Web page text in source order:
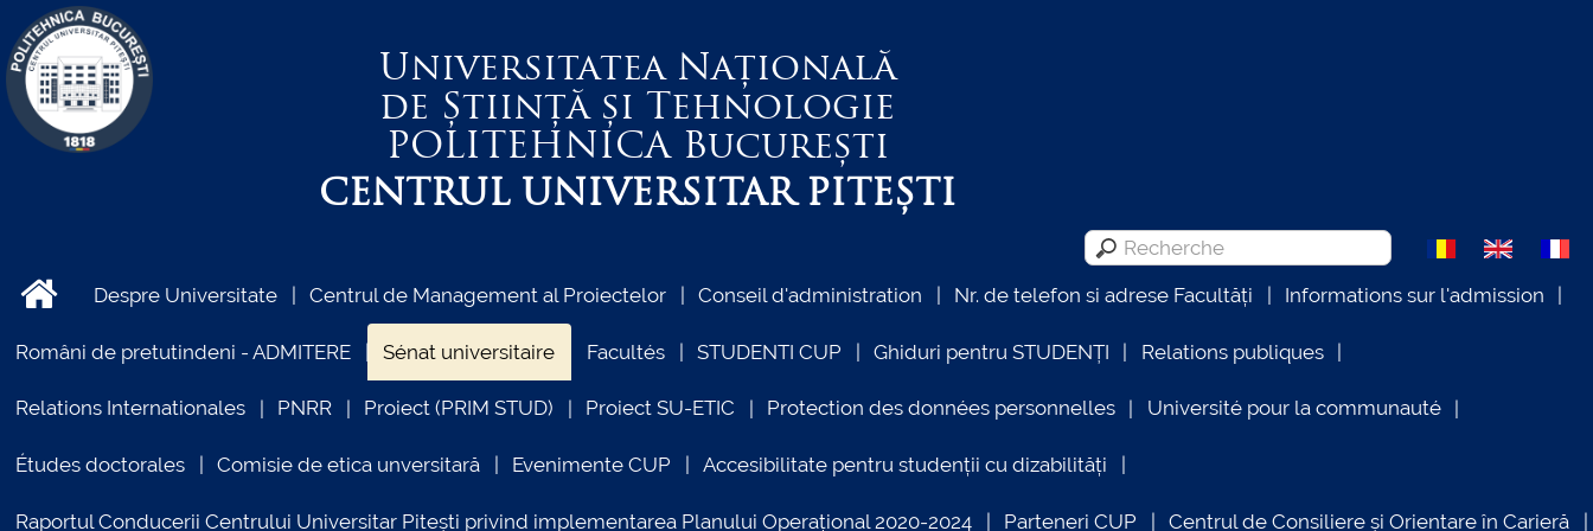
Universitatea Națională
de Știință și Tehnologie
POLITEHNICABucurești
CENTRUL UNIVERSITAR PITEȘTI
Despre Universitate Centrul de Management al Proiectelor Conseil d'administration Nr. de telefon si adrese Facultăți Informations sur l'admission
Români de pretutindeni - ADMITERE Sénat universitaire Facultés STUDENTI CUP Ghiduri pentru STUDENȚI Relations publiques
Relations Internationales PNRR Proiect (PRIM STUD) Proiect SU-ETIC Protection des données personnelles Université pour la communauté
Études doctorales Comisie de etica unversitară Evenimente CUP Accesibilitate pentru studenții cu dizabilități
Raportul Conducerii Centrului Universitar Pitești privind implementarea Planului Operațional 2020-2024 Parteneri CUP Centrul de Consiliere și Orientare în Carieră